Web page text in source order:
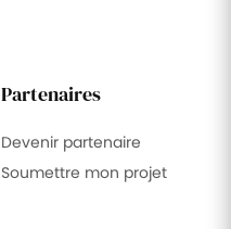
Partenaires
Devenir partenaire
Soumettre mon projet